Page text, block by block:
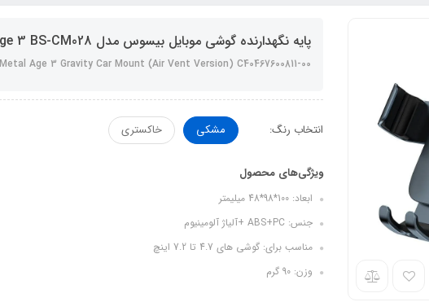
پایه نگهدارنده گوشی موبایل بیسوس مدل Metal Age 3 BS-CM028
Age 3 Gravity Car Mount (Air Vent Version) C40467600811-00
انتخاب رنگ: مشکی خاکستری
ویژگی‌های محصول
ابعاد: 100*98*48 میلیمتر
جنس: ABS+PC +آلیاژ آلومینیوم
مناسب برای: گوشی های 4.7 تا 7.2 اینچ
وزن: 90 گرم